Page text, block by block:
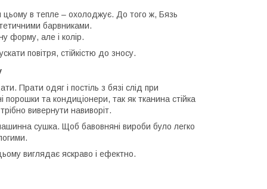
цьому в тепле – охолоджує. До того ж, Бязь
барвниками.
форму, але і колір.
повітря, стійкістю до зносу.
Прати одяг і постіль з бязі слід при
порошки та кондиціонери, так як тканина стійка
вивернути навиворіт.
сушка. Щоб бавовняні вироби було легко
виглядає яскраво і ефектно.